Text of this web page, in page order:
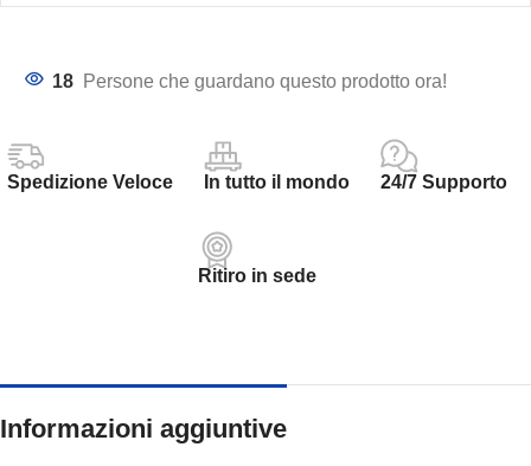
18 Persone che guardano questo prodotto ora!
Spedizione Veloce In tutto il mondo 24/7 Supporto
Ritiro in sede
Informazioni aggiuntive